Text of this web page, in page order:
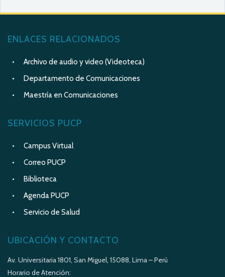
ENLACES RELACIONADOS
Archivo de audio y video (Videoteca)
Departamento de Comunicaciones
Maestría en Comunicaciones
SERVICIOS PUCP
Campus Virtual
Correo PUCP
Biblioteca
Agenda PUCP
Servicio de Salud
UBICACIÓN Y CONTACTO
Av. Universitaria 1801, San Miguel, 15088, Lima – Perú
Horario de Atención: